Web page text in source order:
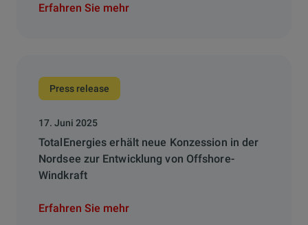
Erfahren Sie mehr
Press release
17. Juni 2025
TotalEnergies erhält neue Konzession in der
Nordsee zur Entwicklung von Offshore-
Windkraft
Erfahren Sie mehr